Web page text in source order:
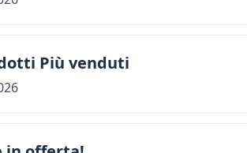
Più venduti